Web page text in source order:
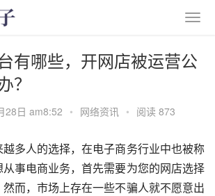
有哪些，开网店被运营公
？
28日 am8:52 • 网络资讯 • 阅读 873
多人的选择，在电子商务行业中也被称
事电商业务，首先需要为您的网店选择
然而，市场上存在一些不骗人就不愿意出